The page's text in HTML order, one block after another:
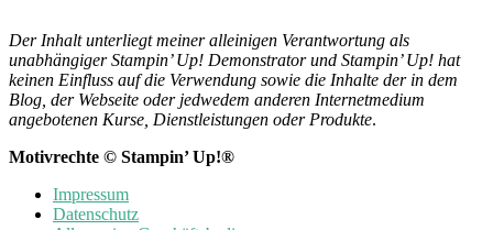
Der Inhalt unterliegt meiner alleinigen Verantwortung als
unabhängiger Stampin’ Up! Demonstrator und Stampin’ Up! hat
keinen Einfluss auf die Verwendung sowie die Inhalte der in dem
Blog, der Webseite oder jedwedem anderen Internetmedium
angebotenen Kurse, Dienstleistungen oder Produkte.
Motivrechte © Stampin’ Up!®
Impressum
Datenschutz